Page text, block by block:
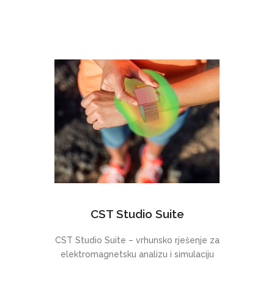
CST Studio Suite
CST Studio Suite – vrhunsko rješenje za
elektromagnetsku analizu i simulaciju